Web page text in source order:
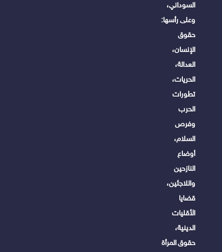
السوداني،
وعلى رأسها:
حقوق
الإنسان،
العدالة،
الحريات،
تطورات
الحرب
وفرص
السلام،
أوضاع
النازحين
واللاجئين،
قضايا
الأقليات
الدينية،
حقوق المرأة